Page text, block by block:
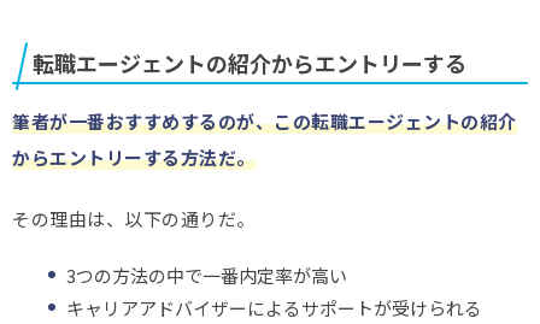
転職エージェントの紹介からエントリーする
筆者が一番おすすめするのが、この転職エージェントの紹介
からエントリーする方法だ。
その理由は、以下の通りだ。
3つの方法の中で一番内定率が高い
キャリアアドバイザーによるサポートが受けられる